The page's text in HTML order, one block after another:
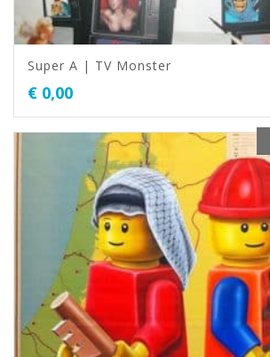
Super A | TV Monster
€ 0,00